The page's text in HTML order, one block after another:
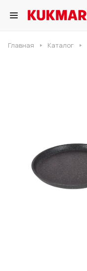
Главная Каталог